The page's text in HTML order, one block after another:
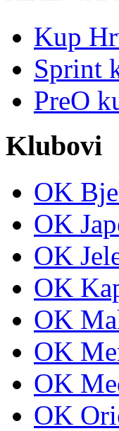
Kup
Sprint
PreO
Klubovi
OK
OK
OK
OK
OK
OK
OK
OK